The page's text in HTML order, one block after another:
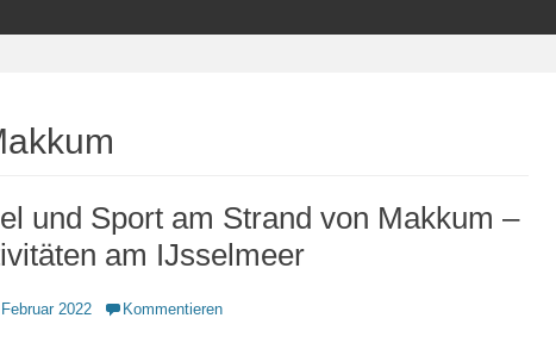
und Sport am Strand von Makkum –
am IJsselmeer
2022 Kommentieren